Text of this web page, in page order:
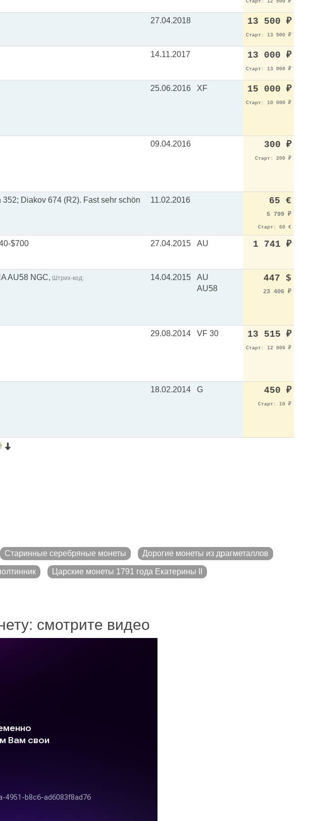
Старт: 12 500 ₽
27.04.2018 13 500 ₽
Старт: 13 500 ₽
14.11.2017 13 000 ₽
Старт: 13 000 ₽
25.06.2016 XF 15 000 ₽
Старт: 10 000 ₽
09.04.2016 300 ₽
Старт: 200 ₽
Diakov 674 (R2). Fast sehr schön 11.02.2016 65 €
5 799 ₽
Старт: 60 €
$700 27.04.2015 AU 1 741 ₽
AU58 NGC, Штрих-код:
14.04.2015
AU
AU58
447 $
23 406 ₽
29.08.2014 VF 30 13 515 ₽
Старт: 12 000 ₽
18.02.2014 G 450 ₽
Старт: 10 ₽
Старинные серебряные монеты Дорогие монеты из драгметаллов
Царские монеты 1791 года Екатерины II
смотрите видео